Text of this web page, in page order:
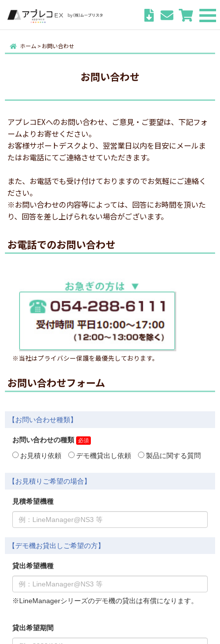
ホーム >お問い合わせ
お問い合わせ
アプレコEXへのお問い合わせ、ご意見・ご要望は、下記フォ
ームよりお寄せください。
お客様サポートデスクより、翌営業日以内を目安にメールま
たはお電話にてご連絡させていただきます。
また、お電話でも受け付けておりますのでお気軽にご連絡く
ださい。
※お問い合わせの内容等によっては、回答にお時間を頂いた
り、回答を差し上げられない場合がございます。
お電話でのお問い合わせ
※当社はプライバシー保護を最優先しております。
お問い合わせフォーム